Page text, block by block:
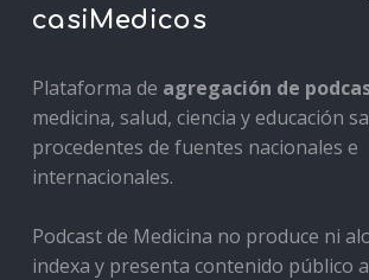
casiMedicos
Plataforma de agregación de
medicina, salud, ciencia y educación
procedentes de fuentes nacionales e
internacionales.
Podcast de Medicina no produce ni
indexa y presenta contenido público